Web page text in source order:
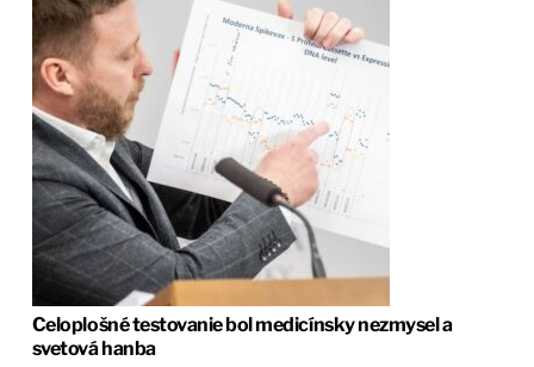
Celoplošné testovanie bol medicínsky nezmysel a
svetová hanba